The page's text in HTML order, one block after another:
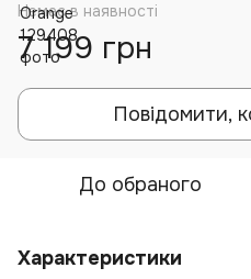
Немає в наявності
7 199 грн
Повідомити,
До обраного
Характеристики